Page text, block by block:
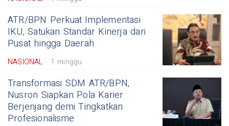
ATR/BPN Perkuat Implementasi
IKU, Satukan Standar Kinerja dari
Pusat hingga Daerah
NASIONAL 1 minggu
Transformasi SDM ATR/BPN,
Nusron Siapkan Pola Karier
Berjenjang demi Tingkatkan
Profesionalisme